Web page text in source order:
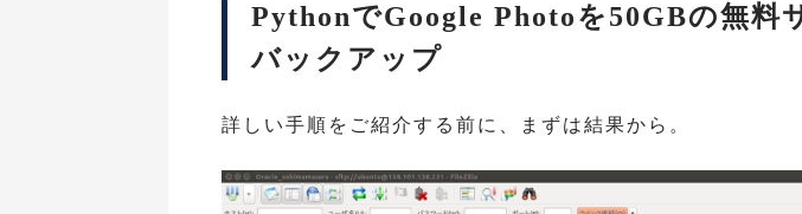
PythonでGoogle Photoを50GBの無料
バックアップ
詳しい手順をご紹介する前に、まずは結果から。